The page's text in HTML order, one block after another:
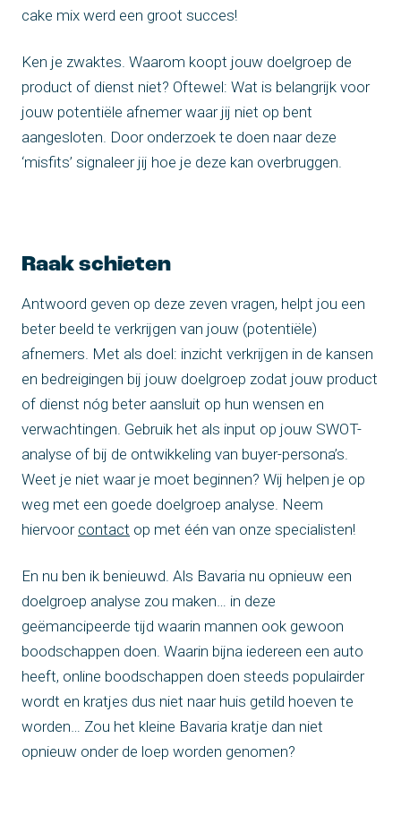
cake mix werd een groot succes!
Ken je zwaktes. Waarom koopt jouw doelgroep de
product of dienst niet? Oftewel: Wat is belangrijk voor
jouw potentiële afnemer waar jij niet op bent
aangesloten. Door onderzoek te doen naar deze
‘misfits’ signaleer jij hoe je deze kan overbruggen.
Raak schieten
Antwoord geven op deze zeven vragen, helpt jou een
beter beeld te verkrijgen van jouw (potentiële)
afnemers. Met als doel: inzicht verkrijgen in de kansen
en bedreigingen bij jouw doelgroep zodat jouw product
of dienst nóg beter aansluit op hun wensen en
verwachtingen. Gebruik het als input op jouw SWOT-
analyse of bij de ontwikkeling van buyer-persona’s.
Weet je niet waar je moet beginnen? Wij helpen je op
weg met een goede doelgroep analyse. Neem
hiervoor contact op met één van onze specialisten!
En nu ben ik benieuwd. Als Bavaria nu opnieuw een
doelgroep analyse zou maken… in deze
geëmancipeerde tijd waarin mannen ook gewoon
boodschappen doen. Waarin bijna iedereen een auto
heeft, online boodschappen doen steeds populairder
wordt en kratjes dus niet naar huis getild hoeven te
worden… Zou het kleine Bavaria kratje dan niet
opnieuw onder de loep worden genomen?